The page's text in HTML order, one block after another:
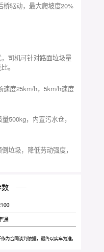
驱动，最大爬坡度20%
司机可针对路面垃圾量
。
速度25km/h，5km/h速度
500kg，内置污水仓，
垃圾，降低劳动强度，
通
为合同谈判依据，最终以实车为准。